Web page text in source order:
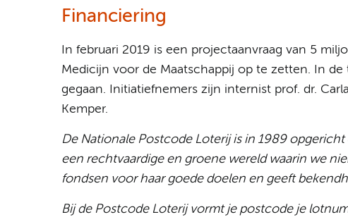
Financiering
In februari 2019 is een projectaanvraag van 5
Medicijn voor de Maatschappij op te zetten. In
gegaan. Initiatiefnemers zijn internist prof. dr.
Kemper.
De Nationale Postcode Loterij is in 1989
een rechtvaardige en groene wereld waarin we
fondsen voor haar goede doelen en geeft
Bij de Postcode Loterij vormt je postcode je